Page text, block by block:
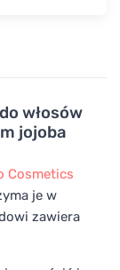
włosów
jojoba
Cosmetics
je w
zawiera